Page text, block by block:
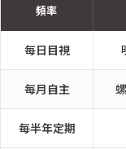
頻率
每日目視
每月自主
每半年定期